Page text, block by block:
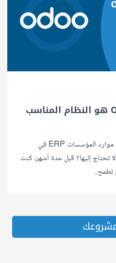
هل برنامج أودو Odoo هو النظام المناسب
هل مستعد للدفع لنظام تخطيط موارد المؤسسات ERP في
ميزات لا تحتاج إليها؟ قبل عدة أشهر، كنت